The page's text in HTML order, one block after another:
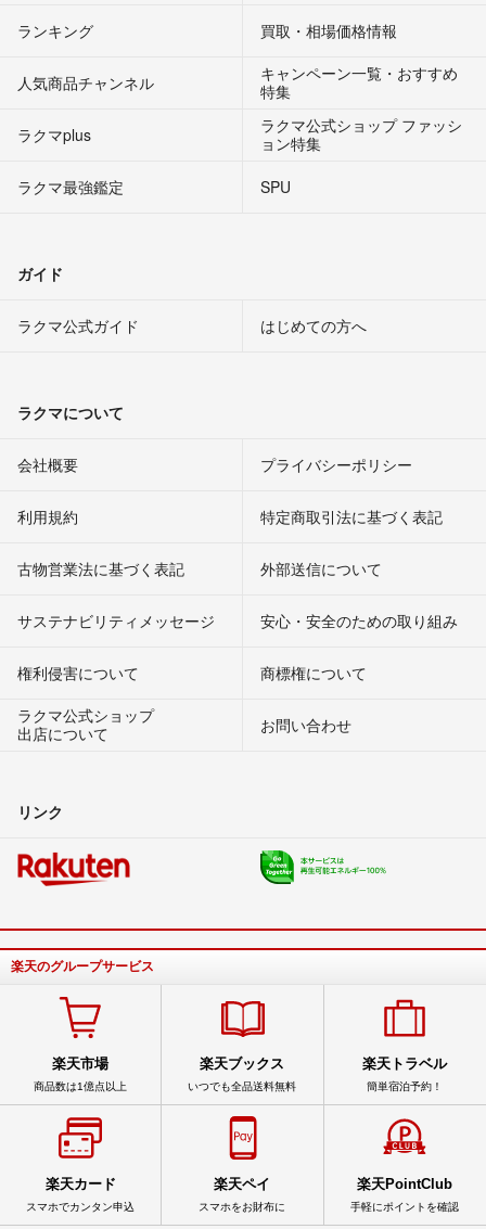
ランキング 買取・相場価格情報
人気商品チャンネル
キャンペーン一覧・おすすめ
特集
ラクマplus
ラクマ公式ショップ ファッシ
ョン特集
ラクマ最強鑑定
SPU
ガイド
ラクマ公式ガイド はじめての方へ
ラクマについて
会社概要 プライバシーポリシー
利用規約 特定商取引法に基づく表記
古物営業法に基づく表記 外部送信について
サステナビリティメッセージ 安心・安全のための取り組み
権利侵害について
商標権について
ラクマ公式ショップ
出店について
お問い合わせ
リンク
楽天のグループサービス
楽天市場
商品数は1億点以上
楽天ブックス
いつでも全品送料無料
楽天トラベル
簡単宿泊予約！
楽天カード
スマホでカンタン申込
楽天ペイ
スマホをお財布に
楽天PointClub
手軽にポイントを確認